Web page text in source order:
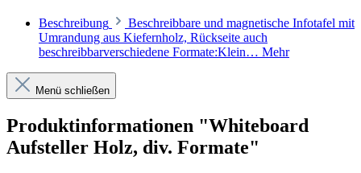
Beschreibung
Beschreibbare und magnetische Infotafel mit
Umrandung aus Kiefernholz, Rückseite auch
beschreibbarverschiedene Formate:Klein… Mehr
Menü schließen
Produktinformationen "Whiteboard
Aufsteller Holz, div. Formate"